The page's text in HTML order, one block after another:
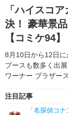
ゲーム
イベント
海外イベ
俳優・タレ
ビジネス
アニメ
書評
ゲーム
動画
アニメ
アニメ！アニ
連載・コラム
「ハイスコ
決！ 豪華景
【コミケ94】
8月10日から12日
ブースも数多く出
ワーナー ブラザー
注目記事
「名探偵コ